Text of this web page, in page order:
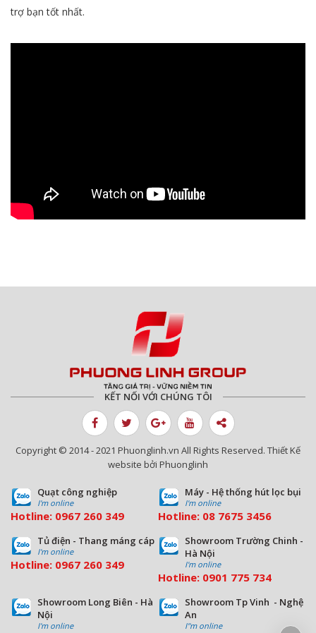
trợ bạn tốt nhất.
KẾT NỐI VỚI CHÚNG TÔI
Copyright © 2014 - 2021 Phuonglinh.vn All Rights Reserved. Thiết Kế
website bởi Phuonglinh
Quạt công nghiệp
I'm online
Hotline: 0967 260 349
Máy - Hệ thống hút lọc bụi
I'm online
Hotline: 08 7675 3456
Tủ điện - Thang máng cáp
I'm online
Hotline: 0967 260 349
Showroom Trường Chinh -
Hà Nội
I'm online
Hotline: 0901 775 734
Showroom Long Biên - Hà
Nội
I'm online
Showroom Tp Vinh - Nghệ
An
I''m online